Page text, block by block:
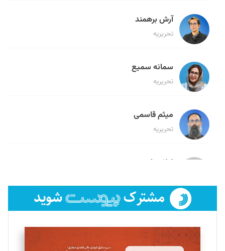
آرش برهمند
تحریریه
سمانه سمیع
تحریریه
میثم قاسمی
تحریریه
لیلا حنارود
فائزه فتحی رستمی
تحریریه